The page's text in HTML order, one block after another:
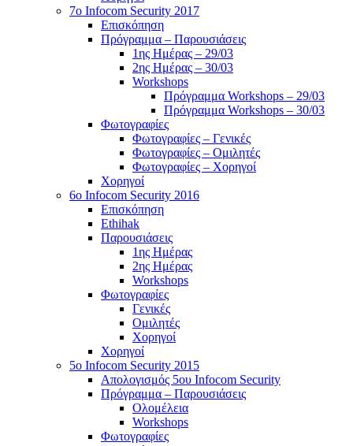
7o Infocom Security 2017
Επισκόπηση
Πρόγραμμα – Παρουσιάσεις
1ης Ημέρας – 29/03
2ης Ημέρας – 30/03
Workshops
Πρόγραμμα Workshops – 29/03
Πρόγραμμα Workshops – 30/03
Φωτογραφίες
Φωτογραφίες – Γενικές
Φωτογραφίες – Ομιλητές
Φωτογραφίες – Χορηγοί
Χορηγοί
6o Infocom Security 2016
Επισκόπηση
Ethihak
Παρουσιάσεις
1ης Ημέρας
2ης Ημέρας
Workshops
Φωτογραφίες
Γενικές
Ομιλητές
Χορηγοί
Χορηγοί
5o Infocom Security 2015
Απολογισμός 5ου Infocom Security
Πρόγραμμα – Παρουσιάσεις
Ολομέλεια
Workshops
Φωτογραφίες